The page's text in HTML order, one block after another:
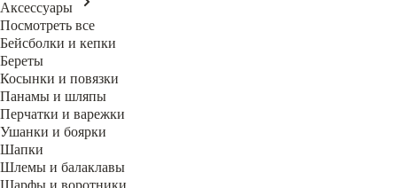
Аксессуары
Посмотреть все
Бейсболки и кепки
Береты
Косынки и повязки
Панамы и шляпы
Перчатки и варежки
Ушанки и боярки
Шапки
Шлемы и балаклавы
Шарфы и воротники